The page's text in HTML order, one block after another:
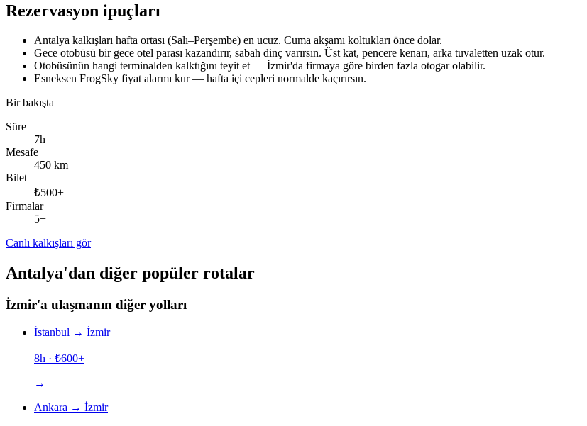
Rezervasyon ipuçları
Antalya kalkışları hafta ortası (Salı–Perşembe) en ucuz. Cuma akşamı koltukları önce dolar.
Gece otobüsü bir gece otel parası kazandırır, sabah dinç varırsın. Üst kat, pencere kenarı, arka tuvaletten uzak otur.
Otobüsünün hangi terminalden kalktığını teyit et — İzmir'da firmaya göre birden fazla otogar olabilir.
Esneksen FrogSky fiyat alarmı kur — hafta içi cepleri normalde kaçırırsın.
Bir bakışta
Süre
7h
Mesafe
450 km
Bilet
₺500+
Firmalar
5+
Canlı kalkışları gör
Antalya'dan diğer popüler rotalar
İzmir'a ulaşmanın diğer yolları
İstanbul → İzmir
8h · ₺600+
→
Ankara → İzmir